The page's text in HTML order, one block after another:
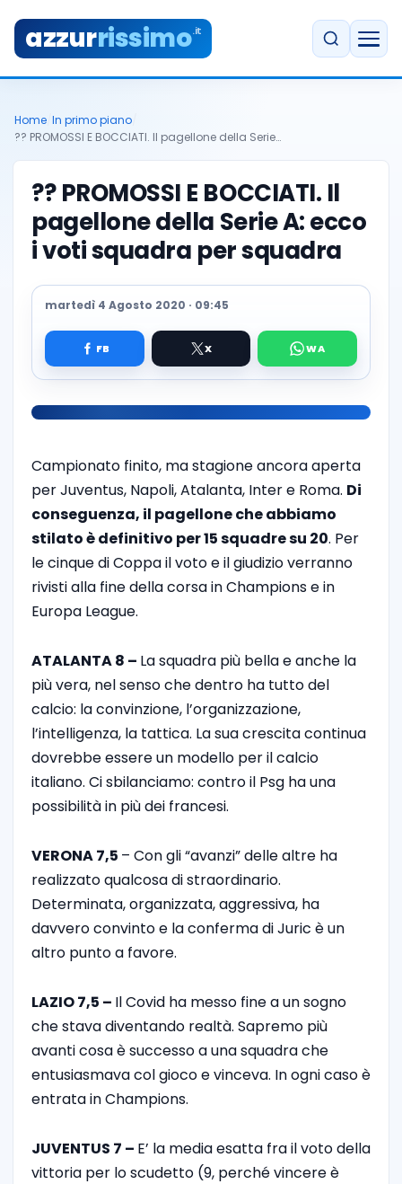
azzurrissimo.it
Home In primo piano
?? PROMOSSI E BOCCIATI. Il pagellone della Serie…
?? PROMOSSI E BOCCIATI. Il
pagellone della Serie A: ecco
i voti squadra per squadra
martedì 4 Agosto 2020 · 09:45
Campionato finito, ma stagione ancora aperta
per Juventus, Napoli, Atalanta, Inter e Roma. Di
conseguenza, il pagellone che abbiamo
stilato è definitivo per 15 squadre su 20. Per
le cinque di Coppa il voto e il giudizio verranno
rivisti alla fine della corsa in Champions e in
Europa League.
ATALANTA 8 – La squadra più bella e anche la
più vera, nel senso che dentro ha tutto del
calcio: la convinzione, l’organizzazione,
l’intelligenza, la tattica. La sua crescita continua
dovrebbe essere un modello per il calcio
italiano. Ci sbilanciamo: contro il Psg ha una
possibilità in più dei francesi.
VERONA 7,5 – Con gli “avanzi” delle altre ha
realizzato qualcosa di straordinario.
Determinata, organizzata, aggressiva, ha
davvero convinto e la conferma di Juric è un
altro punto a favore.
LAZIO 7,5 – Il Covid ha messo fine a un sogno
che stava diventando realtà. Sapremo più
avanti cosa è successo a una squadra che
entusiasmava col gioco e vinceva. In ogni caso è
entrata in Champions.
JUVENTUS 7 – E’ la media esatta fra il voto della
vittoria per lo scudetto (9, perché vincere è